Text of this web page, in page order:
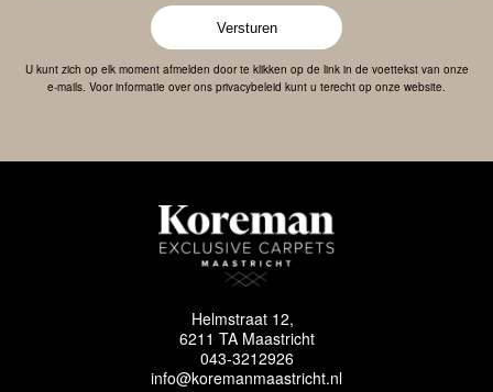
Versturen
U kunt zich op elk moment afmelden door te klikken op de link in de voettekst van onze
e-mails. Voor informatie over ons privacybeleid kunt u terecht op onze website.
Helmstraat 12,
6211 TA Maastricht
043-3212926
info@koremanmaastricht.nl